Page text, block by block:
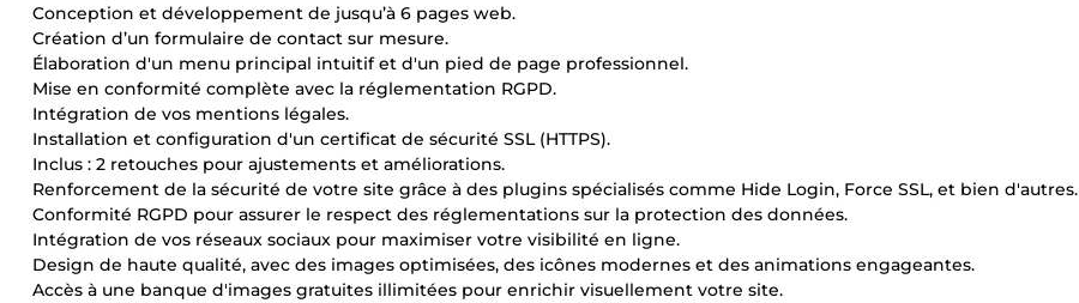
Conception et développement de jusqu’à 6 pages web.
Création d’un formulaire de contact sur mesure.
Élaboration d'un menu principal intuitif et d'un pied de page professionnel.
Mise en conformité complète avec la réglementation RGPD.
Intégration de vos mentions légales.
Installation et configuration d'un certificat de sécurité SSL (HTTPS).
Inclus : 2 retouches pour ajustements et améliorations.
Renforcement de la sécurité de votre site grâce à des plugins spécialisés comme Hide Login, Force SSL, et bien d'autres.
Conformité RGPD pour assurer le respect des réglementations sur la protection des données.
Intégration de vos réseaux sociaux pour maximiser votre visibilité en ligne.
Design de haute qualité, avec des images optimisées, des icônes modernes et des animations engageantes.
Accès à une banque d'images gratuites illimitées pour enrichir visuellement votre site.